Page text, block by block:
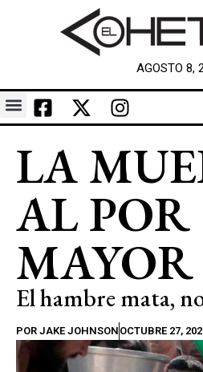
AGOSTO 8,
LA
AL POR
MAYOR
El hambre mata,
POR JAKE JOHNSON OCTUBRE 27,